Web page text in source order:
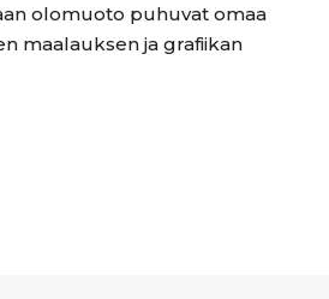
olomuoto puhuvat omaa
maalauksen ja grafiikan